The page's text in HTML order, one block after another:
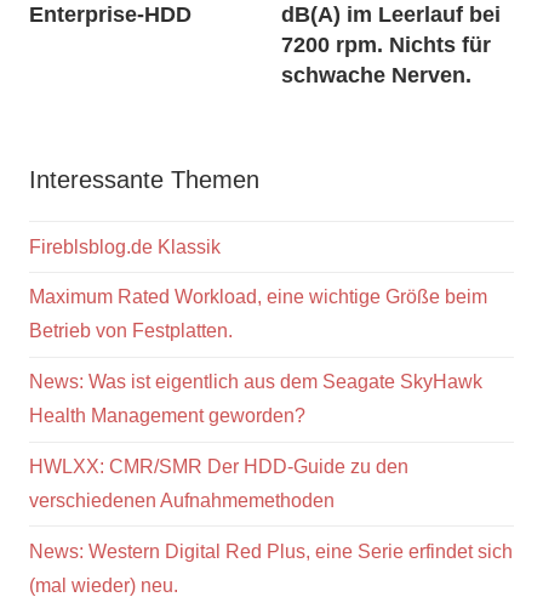
Enterprise-HDD
dB(A) im Leerlauf bei
7200 rpm. Nichts für
schwache Nerven.
Interessante Themen
Fireblsblog.de Klassik
Maximum Rated Workload, eine wichtige Größe beim
Betrieb von Festplatten.
News: Was ist eigentlich aus dem Seagate SkyHawk
Health Management geworden?
HWLXX: CMR/SMR Der HDD-Guide zu den
verschiedenen Aufnahmemethoden
News: Western Digital Red Plus, eine Serie erfindet sich
(mal wieder) neu.